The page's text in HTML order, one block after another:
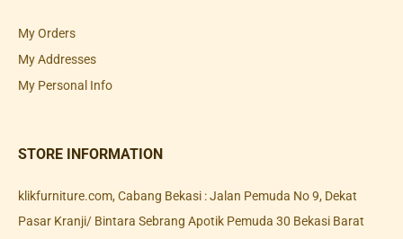
My Orders
My Addresses
My Personal Info
STORE INFORMATION
klikfurniture.com, Cabang Bekasi : Jalan Pemuda No 9, Dekat
Pasar Kranji/ Bintara Sebrang Apotik Pemuda 30 Bekasi Barat